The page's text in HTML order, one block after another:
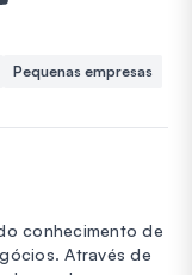
Pequenas empresas
conhecimento de
Através de